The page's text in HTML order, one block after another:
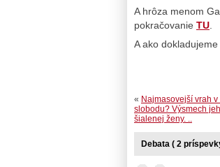
A hrôza menom
pokračovanie TU
A ako dokladujeme
« Najmasovejší vrah
slobodu? Výsmech
šialenej ženy. ..
Debata ( 2